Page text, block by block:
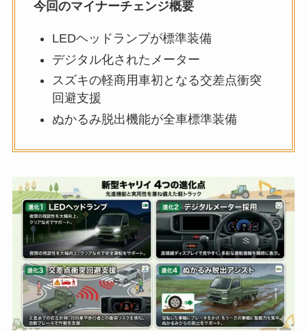
今回のマイナーチェンジ概要
LEDヘッドランプが標準装備
デジタル化されたメーター
スズキの軽商用車初となる交差点衝突
回避支援
ぬかるみ脱出機能が全車標準装備